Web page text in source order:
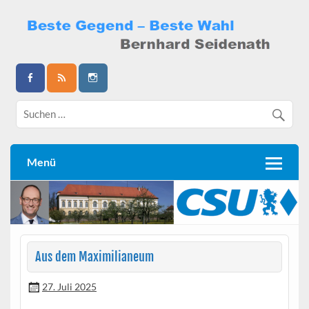
content
Bernhard Seidenath
Menü
Aus dem Maximilianeum
27. Juli 2025